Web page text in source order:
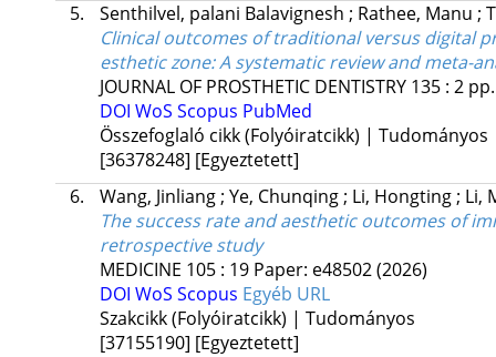
5.
Senthilvel, palani Balavignesh ; Rathee, Manu ;
Clinical outcomes of traditional versus digital
esthetic zone: A systematic review and meta-
JOURNAL OF PROSTHETIC DENTISTRY 135: 2
DOI WoS Scopus PubMed
Összefoglaló cikk (Folyóiratcikk) | Tudományos
[36378248] [Egyeztetett]
6.
Wang, Jinliang; Ye, Chunqing; Li, Hongting; Li,
The success rate and aesthetic outcomes of
retrospective study
MEDICINE 105: 19 Paper: e48502(2026)
DOI WoS Scopus Egyéb URL
Szakcikk (Folyóiratcikk) | Tudományos
[37155190] [Egyeztetett]